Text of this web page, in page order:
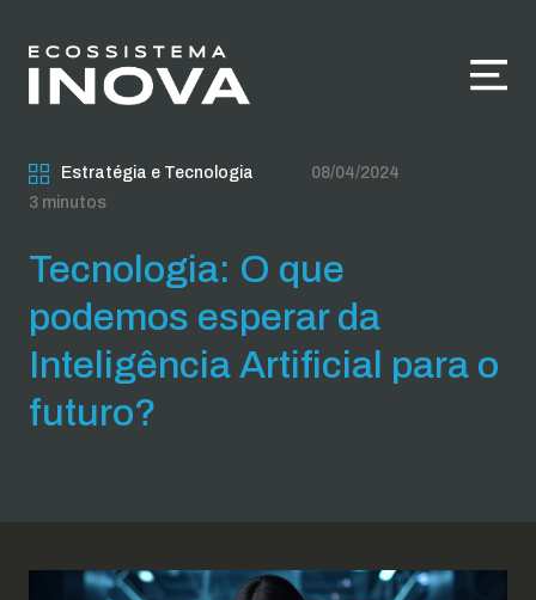
Estratégia e Tecnologia
08/04/2024
3 minutos
Tecnologia: O que
podemos esperar da
Inteligência Artificial para o
futuro?